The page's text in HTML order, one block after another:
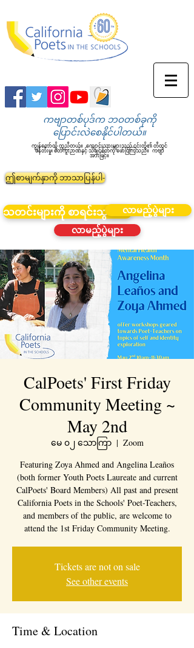
ကဗျာတစ်ပုဒ်က ဘဝတစ်ခုကို
ပြောင်းလဲစေနိုင်ပါတယ်။
ကျွန်တော်တို့ ကူညီတယ်။ ကျောင်းသားများသည် ၎င်းတို့၏ တီထွင်
ဖန်တီးမှု၊ စိတ်ကူးဉာဏ်နှင့် သိချင်စိတ်ကို ဖော်ပြကြသည်။ ကဗျာ
အားဖြင့်။
ဤစာမျက်နှာကို ဘာသာပြန်ပါ-
သတင်းများကို စာရင်းသွင်းပါ။လာမည့်ပွဲများ
လာမည့်ပွဲများ
CalPoets' First Friday
Community Meeting ~
May 2nd
မေ ၀၂ သောကြာ
  |
Zoom
Featuring Zoya Ahmed and Angelina Leaños
(both former Youth Poets Laureate and current
CalPoets' Board Members) All past and present
California Poets in the Schools' Poet-Teachers,
and members of the public, are welcome to
attend the 1st Friday Community Meeting.
Tickets are not on sale
See other events
Time & Location